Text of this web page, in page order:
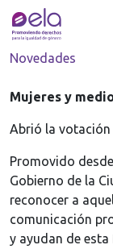
Novedades
Mujeres y
Abrió la votación
Promovido
Gobierno de la
reconocer a
comunicación
y ayudan de